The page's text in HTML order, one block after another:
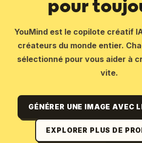
pour
YouMind est le copilote créatif
créateurs du monde entier.
sélectionné pour vous aider à
vite.
GÉNÉRER UNE IMAGE AVEC
EXPLORER PLUS DE